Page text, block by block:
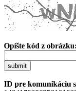
Opíšte kód z obrázku:
submit
ID pre komunikáciu